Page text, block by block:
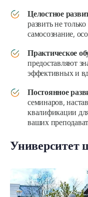
Целостное
развить не
самосознание,
Практическое
предоставляют
эффективных и
Постоянное
семинаров,
квалификации
ваших
Университет